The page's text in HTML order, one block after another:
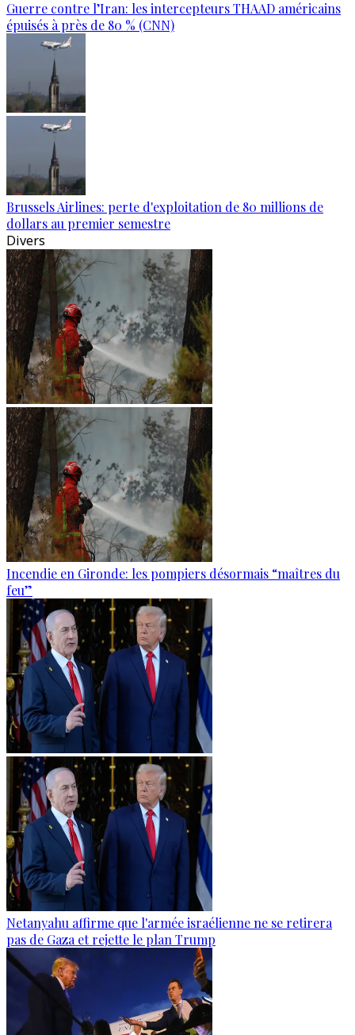
Guerre contre l’Iran: les intercepteurs THAAD américains
épuisés à près de 80 % (CNN)
Brussels Airlines: perte d'exploitation de 80 millions de
dollars au premier semestre
Divers
Incendie en Gironde: les pompiers désormais “maîtres du
feu”
Netanyahu affirme que l'armée israélienne ne se retirera
pas de Gaza et rejette le plan Trump